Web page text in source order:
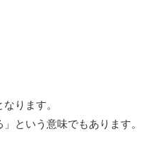
ります。
という意味でもあります。